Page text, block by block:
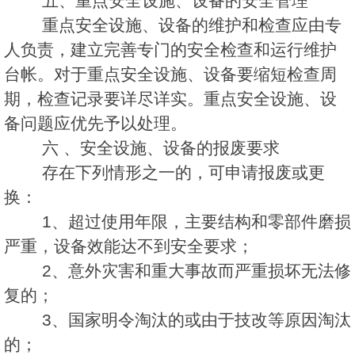
重点安全设施、设备的维护和检查应由专
人负责，建立完善专门的安全检查和运行维护
台帐。对于重点安全设施、设备要缩短检查周
期，检查记录要详尽详实。重点安全设施、设
备问题应优先予以处理。
六 、安全设施、设备的报废要求
存在下列情形之一的，可申请报废或更
换：
1、超过使用年限，主要结构和零部件磨损
严重，设备效能达不到安全要求；
2、意外灾害和重大事故而严重损坏无法修
复的；
3、国家明令淘汰的或由于技改等原因淘汰
的；